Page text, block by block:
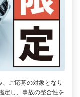
、ご応募の対象となり
定し、事故の整合性を